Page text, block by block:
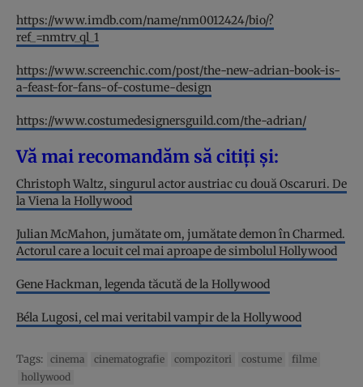
https://www.imdb.com/name/nm0012424/bio/?
ref_=nmtrv_ql_1
https://www.screenchic.com/post/the-new-adrian-book-is-
a-feast-for-fans-of-costume-design
https://www.costumedesignersguild.com/the-adrian/
Vă mai recomandăm să citiți și:
Christoph Waltz, singurul actor austriac cu două Oscaruri. De
la Viena la Hollywood
Julian McMahon, jumătate om, jumătate demon în Charmed.
Actorul care a locuit cel mai aproape de simbolul Hollywood
Gene Hackman, legenda tăcută de la Hollywood
Béla Lugosi, cel mai veritabil vampir de la Hollywood
Tags: cinema cinematografie compozitori costume
filme
hollywood